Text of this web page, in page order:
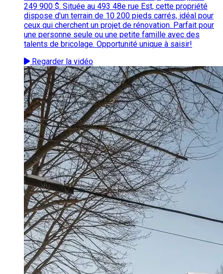
249 900 $. Située au 493 48e rue Est, cette propriété
dispose d'un terrain de 10 200 pieds carrés, idéal pour
ceux qui cherchent un projet de rénovation. Parfait pour
une personne seule ou une petite famille avec des
talents de bricolage. Opportunité unique à saisir!
Regarder la vidéo